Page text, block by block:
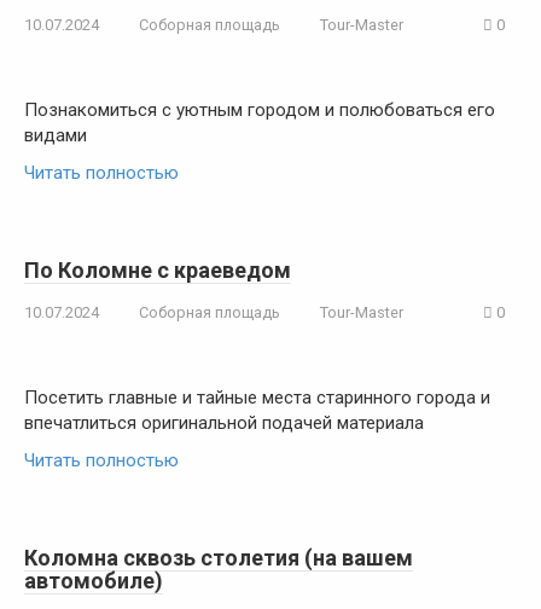
10.07.2024 Соборная площадь Tour-Master 0
Познакомиться с уютным городом и полюбоваться его
видами
Читать полностью
По Коломне с краеведом
10.07.2024 Соборная площадь Tour-Master 0
Посетить главные и тайные места старинного города и
впечатлиться оригинальной подачей материала
Читать полностью
Коломна сквозь столетия (на вашем
автомобиле)